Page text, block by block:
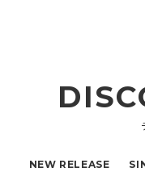
NEW RELEASE